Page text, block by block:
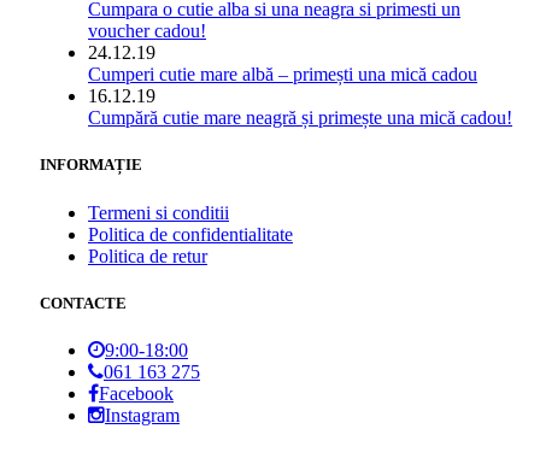
Cumpara o cutie alba si una neagra si primesti un
voucher cadou!
24.12.19
Cumperi cutie mare albă – primești una mică cadou
16.12.19
Cumpără cutie mare neagră și primește una mică cadou!
INFORMAȚIE
Termeni si conditii
Politica de confidentialitate
Politica de retur
CONTACTE
9:00-18:00
061 163 275
Facebook
Instagram